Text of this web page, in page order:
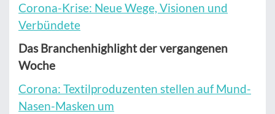
Corona-Krise: Neue Wege, Visionen und
Verbündete
Das Branchenhighlight der vergangenen
Woche
Corona: Textilproduzenten stellen auf Mund-
Nasen-Masken um